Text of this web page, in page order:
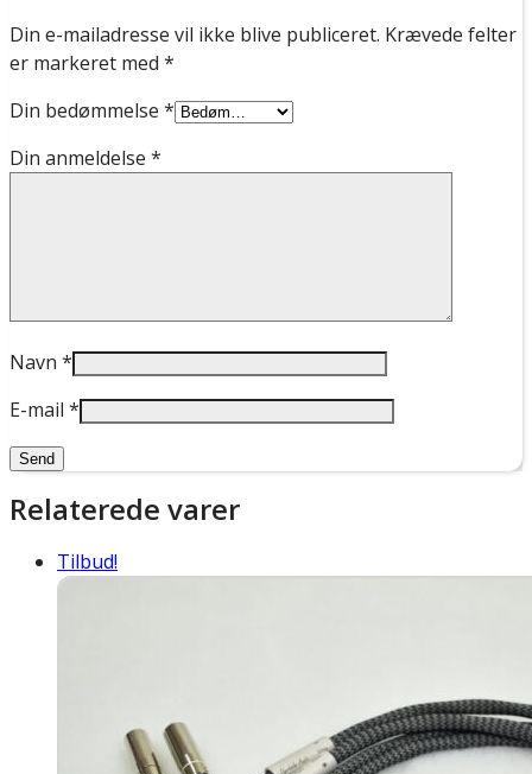
Din e-mailadresse vil ikke blive publiceret. Krævede felter
er markeret med *
Din bedømmelse *
Din anmeldelse *
Navn *
E-mail *
Relaterede varer
Tilbud!